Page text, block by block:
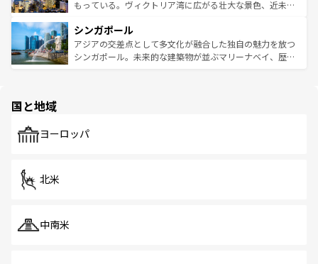
が旅行者を迎えてくれるので、きっと忘れられない旅にな
参照してほしい。
いビーチでリゾート気分を楽しむことができる。タイ料理
激する。気候は一年中温暖で、どの季節にも異なる楽しみ
が待っている。親しみやすいタイの人々、仏教を中心とし
た文化、そして多様な観光資源が、訪れる旅人を魅了し続
もっている。ヴィクトリア湾に広がる壮大な景色、近未来
み、どこを訪れても感動するはず。観光スポットが密集し
ており、効率よく見どころを回れるのも魅力。息をのむよ
うな絶景から文化的な体験まで、香港を存分に楽しみ尽く
シンガポール
アジアの交差点として多文化が融合した独自の魅力を放つ
シンガポール。未来的な建築物が並ぶマリーナベイ、歴史
で、ホーカーズは地元の風情を楽しめる外せないスポット
国と地域
ヨーロッパ
北米
中南米